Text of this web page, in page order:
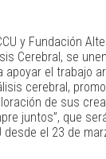
y Fundación
Cerebral, se
apoyar el trabajo
cerebral,
de sus
juntos”, que
desde el 23 de